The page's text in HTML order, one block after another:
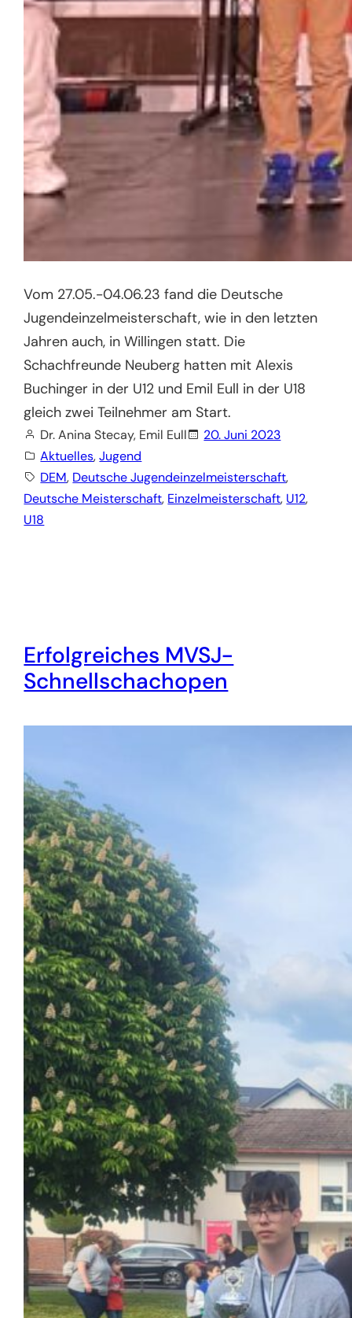
Vom 27.05.-04.06.23 fand die Deutsche
Jugendeinzelmeisterschaft, wie in den letzten
Jahren auch, in Willingen statt. Die
Schachfreunde Neuberg hatten mit Alexis
Buchinger in der U12 und Emil Eull in der U18
gleich zwei Teilnehmer am Start.
Dr. Anina Stecay, Emil Eull
20. Juni 2023
Aktuelles, Jugend
DEM, Deutsche Jugendeinzelmeisterschaft,
Deutsche Meisterschaft, Einzelmeisterschaft, U12,
U18
Erfolgreiches MVSJ-
Schnellschachopen